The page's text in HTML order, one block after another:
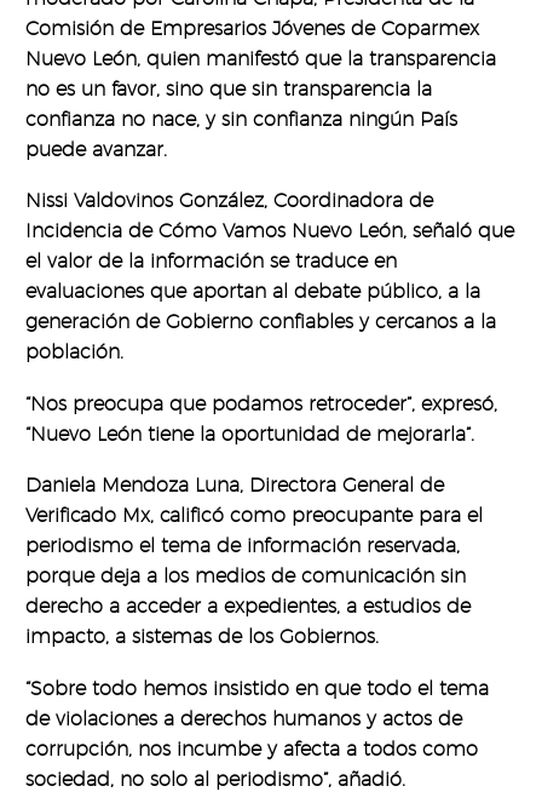
Comisión de Empresarios Jóvenes de Coparmex
Nuevo León, quien manifestó que la transparencia
no es un favor, sino que sin transparencia la
confianza no nace, y sin confianza ningún País
puede avanzar.
Nissi Valdovinos González, Coordinadora de
Incidencia de Cómo Vamos Nuevo León, señaló que
el valor de la información se traduce en
evaluaciones que aportan al debate público, a la
generación de Gobierno confiables y cercanos a la
población.
“Nos preocupa que podamos retroceder”, expresó,
“Nuevo León tiene la oportunidad de mejorarla”.
Daniela Mendoza Luna, Directora General de
Verificado Mx, calificó como preocupante para el
periodismo el tema de información reservada,
porque deja a los medios de comunicación sin
derecho a acceder a expedientes, a estudios de
impacto, a sistemas de los Gobiernos.
“Sobre todo hemos insistido en que todo el tema
de violaciones a derechos humanos y actos de
corrupción, nos incumbe y afecta a todos como
sociedad, no solo al periodismo”, añadió.